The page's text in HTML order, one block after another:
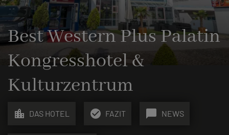
Best Western Plus Palatin
Kongresshotel &
Kulturzentrum
location_city DAS HOTEL check_circle FAZIT chat_bubble NEWS